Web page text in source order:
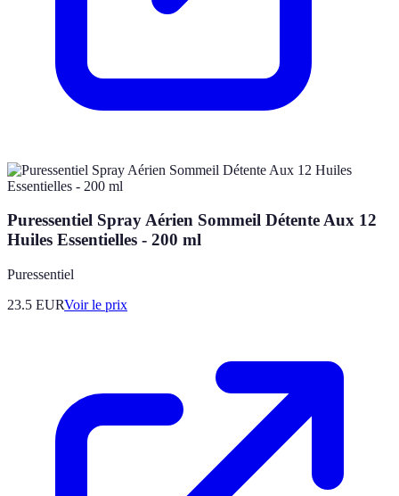
Puressentiel Spray Aérien Sommeil Détente Aux 12
Huiles Essentielles - 200 ml
Puressentiel
23.5 EURVoir le prix